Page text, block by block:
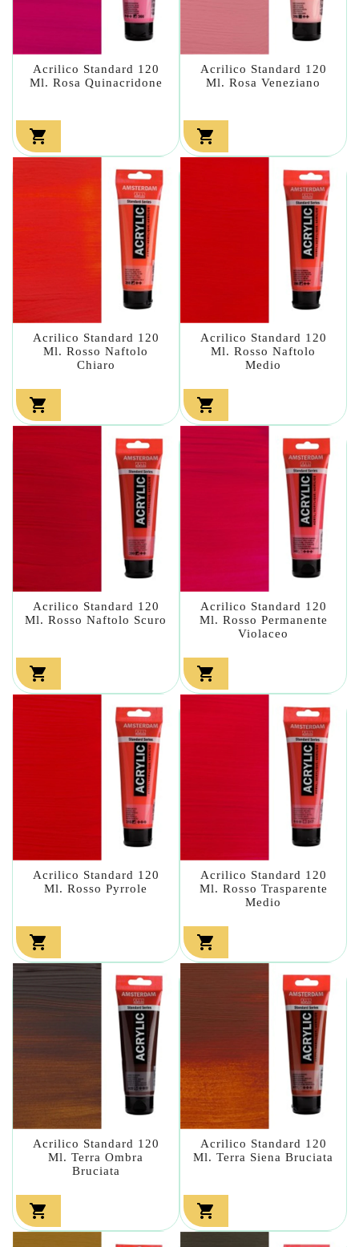
Acrilico Standard 120
Ml. Rosa Quinacridone

Acrilico Standard 120
Ml. Rosa Veneziano

Acrilico Standard 120
Ml. Rosso Naftolo
Chiaro

Acrilico Standard 120
Ml. Rosso Naftolo
Medio

Acrilico Standard 120
Ml. Rosso Naftolo Scuro

Acrilico Standard 120
Ml. Rosso Permanente
Violaceo

Acrilico Standard 120
Ml. Rosso Pyrrole

Acrilico Standard 120
Ml. Rosso Trasparente
Medio

Acrilico Standard 120
Ml. Terra Ombra
Bruciata

Acrilico Standard 120
Ml. Terra Siena Bruciata
